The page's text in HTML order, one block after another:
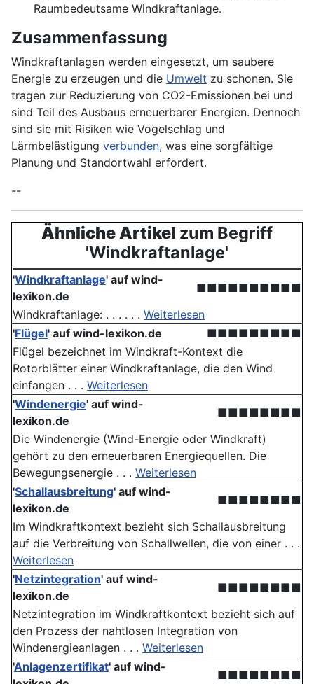
Raumbedeutsame Windkraftanlage.
Zusammenfassung
Windkraftanlagen werden eingesetzt, um saubere
Energie zu erzeugen und die Umwelt zu schonen. Sie
tragen zur Reduzierung von CO2-Emissionen bei und
sind Teil des Ausbaus erneuerbarer Energien. Dennoch
sind sie mit Risiken wie Vogelschlag und
Lärmbelästigung verbunden, was eine sorgfältige
Planung und Standortwahl erfordert.
--
Ähnliche Artikel zum Begriff
'Windkraftanlage'
'Windkraftanlage' auf wind-
lexikon.de
■■■■■■■■■■
Windkraftanlage: . . . . . . Weiterlesen
'Flügel' auf wind-lexikon.de
■■■■■■■■■
Flügel bezeichnet im Windkraft-Kontext die
Rotorblätter einer Windkraftanlage, die den Wind
einfangen . . . Weiterlesen
'Windenergie' auf wind-
lexikon.de
■■■■■■■■
Die Windenergie (Wind-Energie oder Windkraft)
gehört zu den erneuerbaren Energiequellen. Die
Bewegungsenergie . . . Weiterlesen
'Schallausbreitung' auf wind-
lexikon.de
■■■■■■■■
Im Windkraftkontext bezieht sich Schallausbreitung
auf die Verbreitung von Schallwellen, die von einer . . .
Weiterlesen
'Netzintegration' auf wind-
lexikon.de
■■■■■■■■
Netzintegration im Windkraftkontext bezieht sich auf
den Prozess der nahtlosen Integration von
Windenergieanlagen . . . Weiterlesen
'Anlagenzertifikat' auf wind-
■■■■■■■■